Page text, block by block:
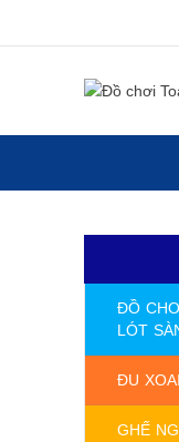
ĐỒ
LÓT
ĐU
GHẾ